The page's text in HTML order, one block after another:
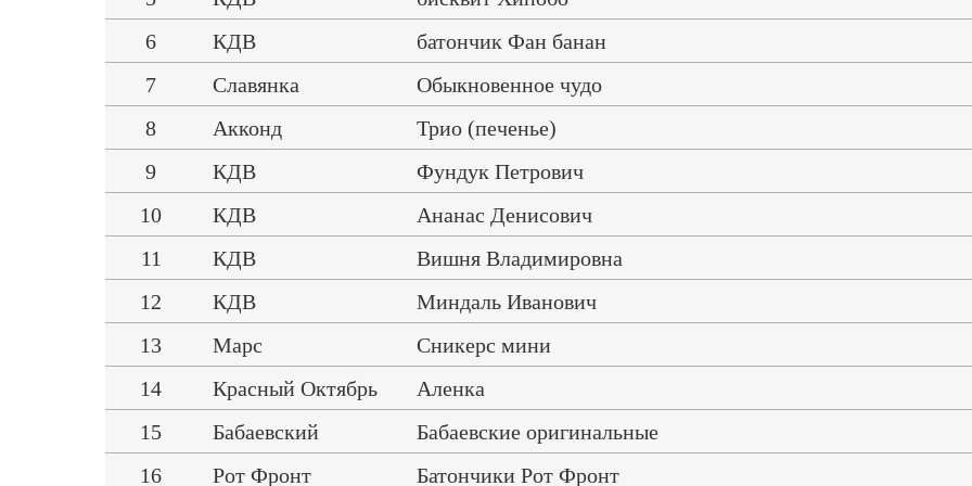
6
КДВ батончик Фан банан
7
Славянка Обыкновенное чудо
8
Акконд Трио (печенье)
9
КДВ Фундук Петрович
10
КДВ Ананас Денисович
11
КДВ Вишня Владимировна
12
КДВ Миндаль Иванович
13
Марс Сникерс мини
14
Красный Октябрь Аленка
15
Бабаевский Бабаевские оригинальные
16
Рот Фронт Батончики Рот Фронт